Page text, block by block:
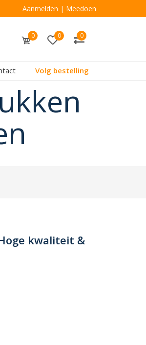
Aanmelden | Meedoen
0 0 0
Volg bestelling
kwaliteit &